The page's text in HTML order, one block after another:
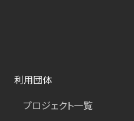
利用団体
プロジェクト一覧